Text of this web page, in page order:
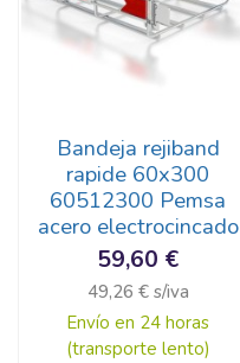
Bandeja rejiband
rapide 60x300
60512300 Pemsa
acero electrocincado
59,60 €
49,26 € s/iva
Envío en 24 horas
(transporte lento)